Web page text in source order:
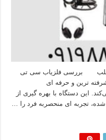
سی تی ایکس ۳۰۳۰ ماینلب بررسی فلزیاب سی تی
پیشرفته‌ ترین و حرفه‌ ای‌
این دستگاه با بهره‌ گیری از
تجربه‌ ای منحصربه‌ فرد را …